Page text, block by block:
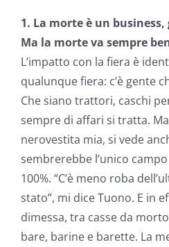
1. La morte è un
Ma la morte va sempre
L’impatto con la fiera è
qualunque fiera: c’è gente
Che siano trattori, caschi
sempre di affari si tratta.
nerovestita mia, si vede
sembrerebbe l’unico
100%. “C’è meno roba
stato”, mi dice Tuono. E in
dimessa, tra casse da
bare, barine e barette. La